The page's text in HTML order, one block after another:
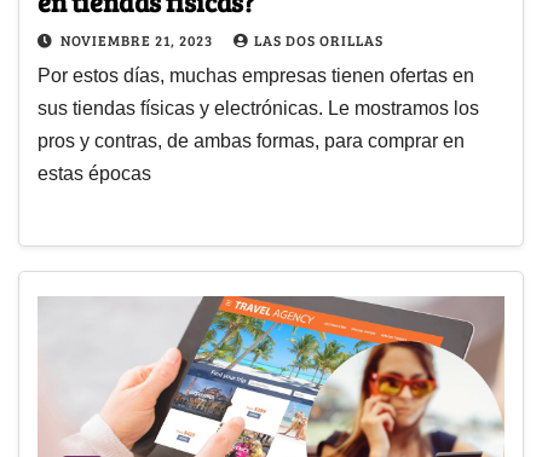
NOVIEMBRE 21, 2023 LAS DOS ORILLAS
Por estos días, muchas empresas tienen ofertas en
sus tiendas físicas y electrónicas. Le mostramos los
pros y contras, de ambas formas, para comprar en
estas épocas